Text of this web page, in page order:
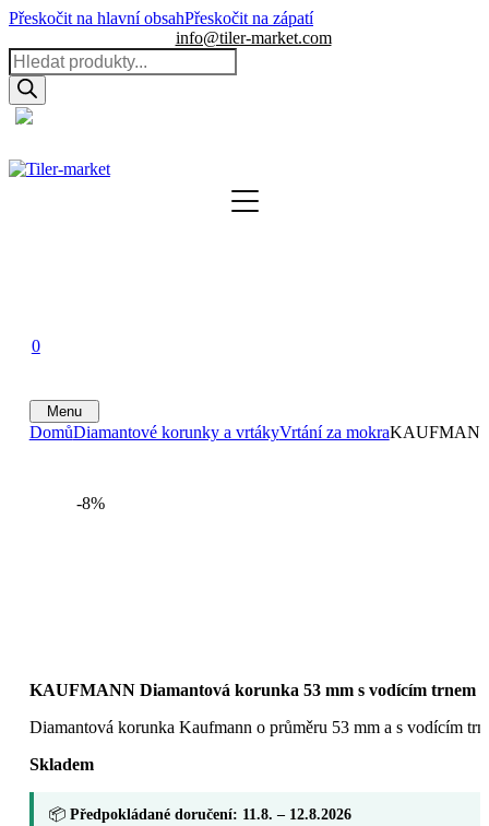
Přeskočit na hlavní obsahPřeskočit na zápatí
info@tiler-market.com
Products
search
0
Menu
DomůDiamantové korunky a vrtákyVrtání za mokraKAUFMANN
-8%
KAUFMANN Diamantová korunka 53 mm s vodícím trnem
Diamantová korunka Kaufmann o průměru 53 mm a s vodícím
Skladem
📦 Předpokládané doručení: 11.8. – 12.8.2026